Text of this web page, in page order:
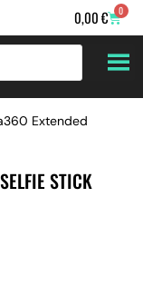
0,00€ 0
Extended
STICK